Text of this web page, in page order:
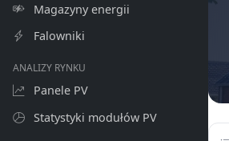
Magazyny energii
Falowniki
ANALIZY RYNKU
Panele PV
Statystyki modułów PV